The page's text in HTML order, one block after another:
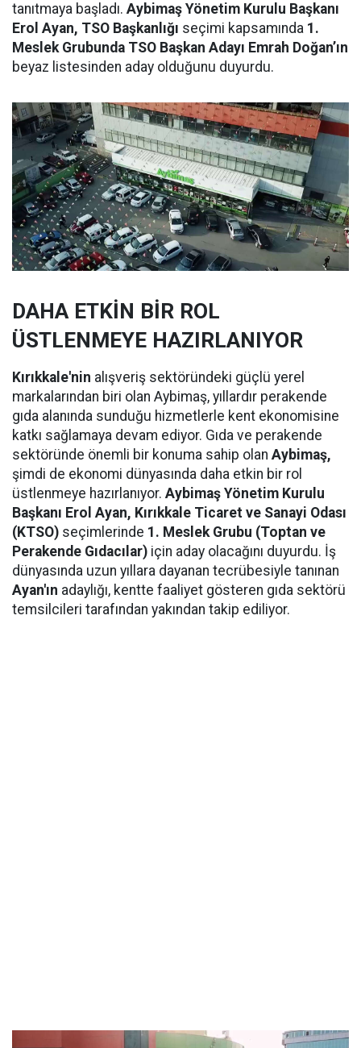
tanıtmaya başladı. Aybimaş Yönetim Kurulu Başkanı
Erol Ayan, TSO Başkanlığı seçimi kapsamında 1.
Meslek Grubunda TSO Başkan Adayı Emrah Doğan’ın
beyaz listesinden aday olduğunu duyurdu.
DAHA ETKİN BİR ROL
ÜSTLENMEYE HAZIRLANIYOR
Kırıkkale'nin alışveriş sektöründeki güçlü yerel
markalarından biri olan Aybimaş, yıllardır perakende
gıda alanında sunduğu hizmetlerle kent ekonomisine
katkı sağlamaya devam ediyor. Gıda ve perakende
sektöründe önemli bir konuma sahip olan Aybimaş,
şimdi de ekonomi dünyasında daha etkin bir rol
üstlenmeye hazırlanıyor. Aybimaş Yönetim Kurulu
Başkanı Erol Ayan, Kırıkkale Ticaret ve Sanayi Odası
(KTSO) seçimlerinde 1. Meslek Grubu (Toptan ve
Perakende Gıdacılar) için aday olacağını duyurdu. İş
dünyasında uzun yıllara dayanan tecrübesiyle tanınan
Ayan'ın adaylığı, kentte faaliyet gösteren gıda sektörü
temsilcileri tarafından yakından takip ediliyor.